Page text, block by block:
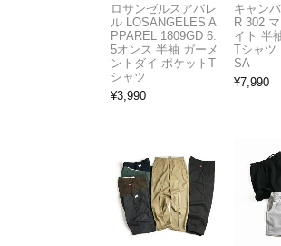
ロサンゼルスアパレ
ル LOSANGELES A
PPAREL 1809GD 6.
5オンス 半袖 ガーメ
ントダイ ポケットT
シャツ
¥3,990
キャン
R 302
イト 半
Tシャツ
SA
¥7,990